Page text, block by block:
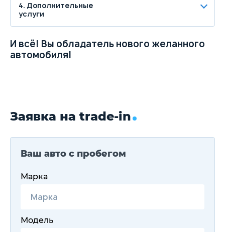
4. Дополнительные
услуги
И всё! Вы обладатель нового желанного
автомобиля!
Заявка на trade-in
Ваш авто с пробегом
Марка
Модель